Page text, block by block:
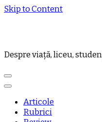
Skip to Content
Despre viață, liceu,
Articole
Rubrici